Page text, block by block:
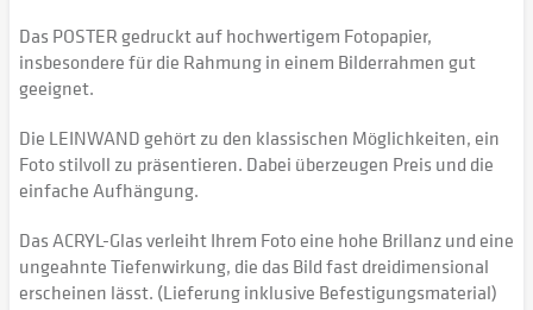
Das POSTER gedruckt auf hochwertigem Fotopapier,
insbesondere für die Rahmung in einem Bilderrahmen gut
geeignet.
Die LEINWAND gehört zu den klassischen Möglichkeiten, ein
Foto stilvoll zu präsentieren. Dabei überzeugen Preis und die
einfache Aufhängung.
Das ACRYL-Glas verleiht Ihrem Foto eine hohe Brillanz und eine
ungeahnte Tiefenwirkung, die das Bild fast dreidimensional
erscheinen lässt. (Lieferung inklusive Befestigungsmaterial)